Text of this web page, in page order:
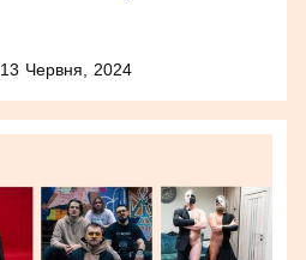
13 Червня, 2024